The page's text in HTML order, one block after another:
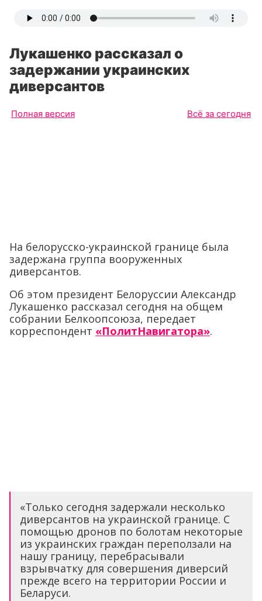
Лукашенко рассказал о
задержании украинских
диверсантов
Полная версия Всё за сегодня
На белорусско-украинской границе была
задержана группа вооруженных
диверсантов.
Об этом президент Белоруссии Александр
Лукашенко рассказал сегодня на общем
собрании Белкоопсоюза, передает
корреспондент «ПолитНавигатора».
«Только сегодня задержали несколько
диверсантов на украинской границе. С
помощью дронов по болотам некоторые
из украинских граждан переползали на
нашу границу, перебрасывали
взрывчатку для совершения диверсий
прежде всего на территории России и
Беларуси.